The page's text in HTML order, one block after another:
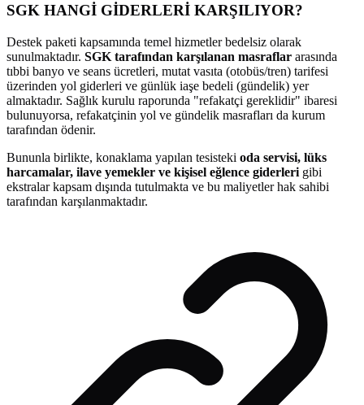
SGK HANGİ GİDERLERİ KARŞILIYOR?
Destek paketi kapsamında temel hizmetler bedelsiz olarak
sunulmaktadır. SGK tarafından karşılanan masraflar arasında
tıbbi banyo ve seans ücretleri, mutat vasıta (otobüs/tren) tarifesi
üzerinden yol giderleri ve günlük iaşe bedeli (gündelik) yer
almaktadır. Sağlık kurulu raporunda "refakatçi gereklidir" ibaresi
bulunuyorsa, refakatçinin yol ve gündelik masrafları da kurum
tarafından ödenir.
Bununla birlikte, konaklama yapılan tesisteki oda servisi, lüks
harcamalar, ilave yemekler ve kişisel eğlence giderleri gibi
ekstralar kapsam dışında tutulmakta ve bu maliyetler hak sahibi
tarafından karşılanmaktadır.